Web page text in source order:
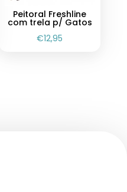
Peitoral Freshline
com trela p/ Gatos
€12,95